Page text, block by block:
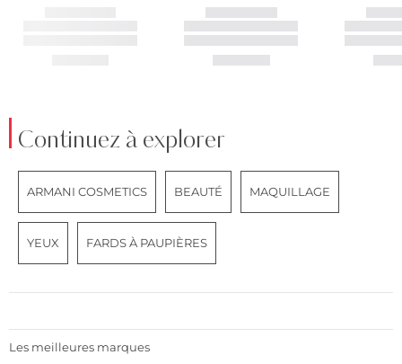
Continuez à explorer
ARMANI COSMETICS BEAUTÉ MAQUILLAGE
YEUX FARDS À PAUPIÈRES
Les meilleures marques